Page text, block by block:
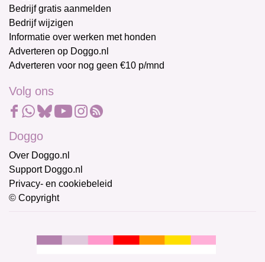
Bedrijf gratis aanmelden
Bedrijf wijzigen
Informatie over werken met honden
Adverteren op Doggo.nl
Adverteren voor nog geen €10 p/mnd
Volg ons
Doggo
Over Doggo.nl
Support Doggo.nl
Privacy- en cookiebeleid
© Copyright